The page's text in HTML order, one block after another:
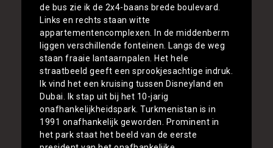
de bus zie ik de 2x4-baans brede boulevard.
Links en rechts staan witte
appartementencomplexen. In de middenberm
liggen verschillende fonteinen. Langs de weg
staan fraaie lantaarnpalen. Het hele
straatbeeld geeft een sprookjesachtige indruk.
Ik vind het een kruising tussen Disneyland en
Dubai. Ik stap uit bij het 10-jarig
onafhankelijkheidspark. Turkmenistan is in
1991 onafhankelijk geworden. Prominent in
het park staat het beeld van de eerste